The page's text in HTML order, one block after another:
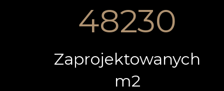
48230
Zaprojektowanych
m2